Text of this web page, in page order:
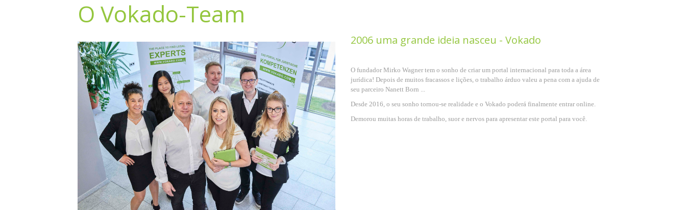
O Vokado-Team
2006 uma grande ideia nasceu - Vokado
O fundador Mirko Wagner tem o sonho de criar um portal internacional para toda a área
jurídica! Depois de muitos fracassos e lições, o trabalho árduo valeu a pena com a ajuda de
seu parceiro Nanett Born ...
Desde 2016, o seu sonho tornou-se realidade e o Vokado poderá finalmente entrar online.
Demorou muitas horas de trabalho, suor e nervos para apresentar este portal para você.